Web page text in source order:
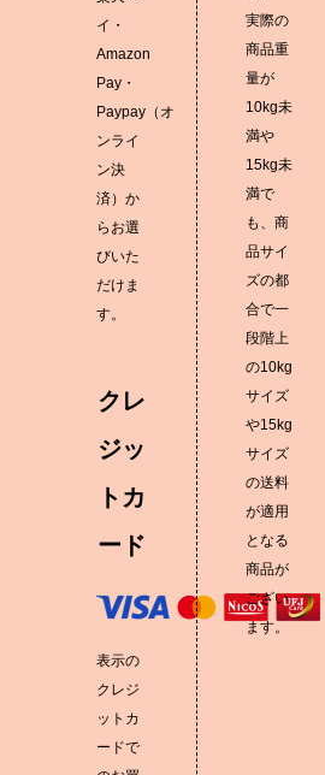
イ・
Amazon
Pay・
Paypay（オ
ンライ
ン決
済）か
らお選
びいた
だけま
す。
クレ
ジッ
トカ
ード
表示の
クレジ
ットカ
ードで
実際の
商品重
量が
10kg未
満や
15kg未
満で
も、商
品サイ
ズの都
合で一
段階上
の10kg
サイズ
や15kg
サイズ
の送料
が適用
となる
商品が
ござい
ます。